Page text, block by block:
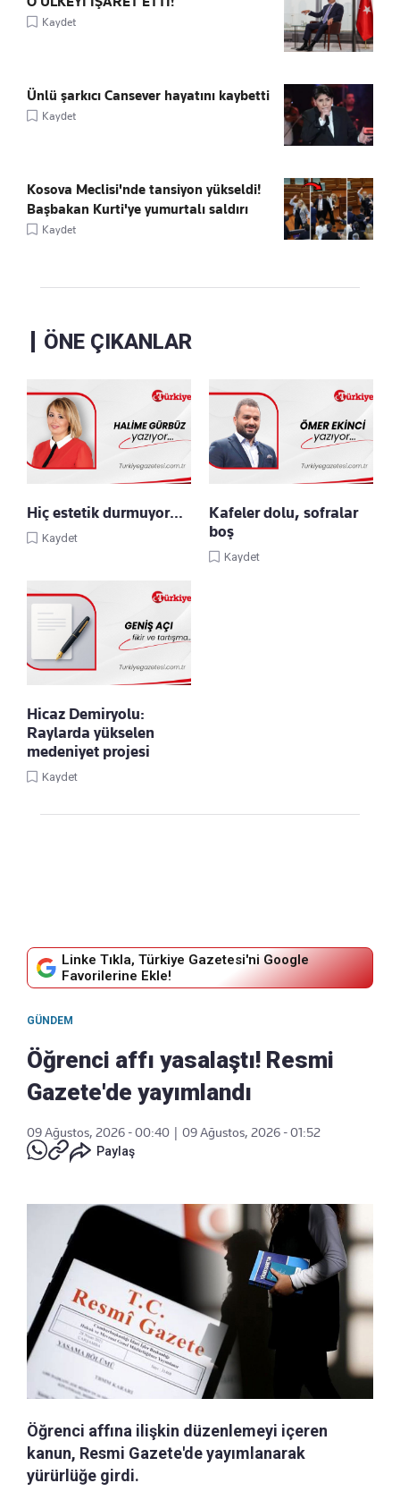
Kaydet
Ünlü şarkıcı Cansever hayatını kaybetti
Kaydet
Kosova Meclisi'nde tansiyon yükseldi!
Başbakan Kurti'ye yumurtalı saldırı
Kaydet
ÖNE ÇIKANLAR
Hiç estetik durmuyor…
Kaydet
Kafeler dolu, sofralar
boş
Kaydet
Hicaz Demiryolu:
Raylarda yükselen
medeniyet projesi
Kaydet
Linke Tıkla, Türkiye Gazetesi'ni Google
Favorilerine Ekle!
GÜNDEM
Öğrenci affı yasalaştı! Resmi
Gazete'de yayımlandı
09 Ağustos, 2026 - 00:40
09 Ağustos, 2026 - 01:52
Paylaş
Öğrenci affına ilişkin düzenlemeyi içeren
kanun, Resmi Gazete'de yayımlanarak
yürürlüğe girdi.